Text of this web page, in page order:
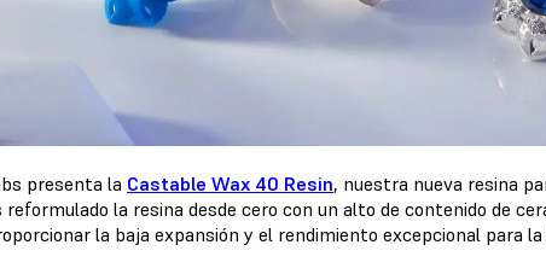
presenta la Castable Wax 40 Resin, nuestra nueva resina
reformulado la resina desde cero con un alto de contenido de
la baja expansión y el rendimiento excepcional para